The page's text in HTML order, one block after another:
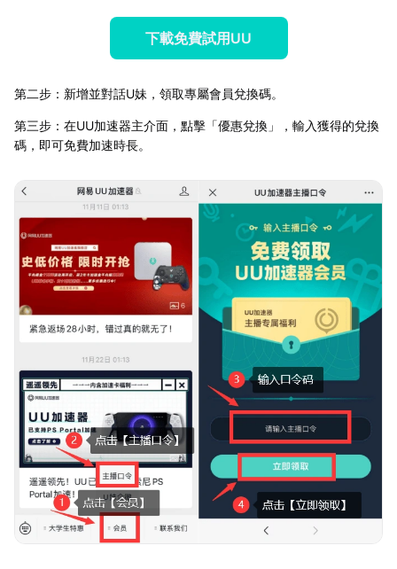
下載免費試用UU
第二步：新增並對話U妹，領取專屬會員兌換碼。
第三步：在UU加速器主介面，點擊「優惠兌換」，輸入獲得的兌換
碼，即可免費加速時長。